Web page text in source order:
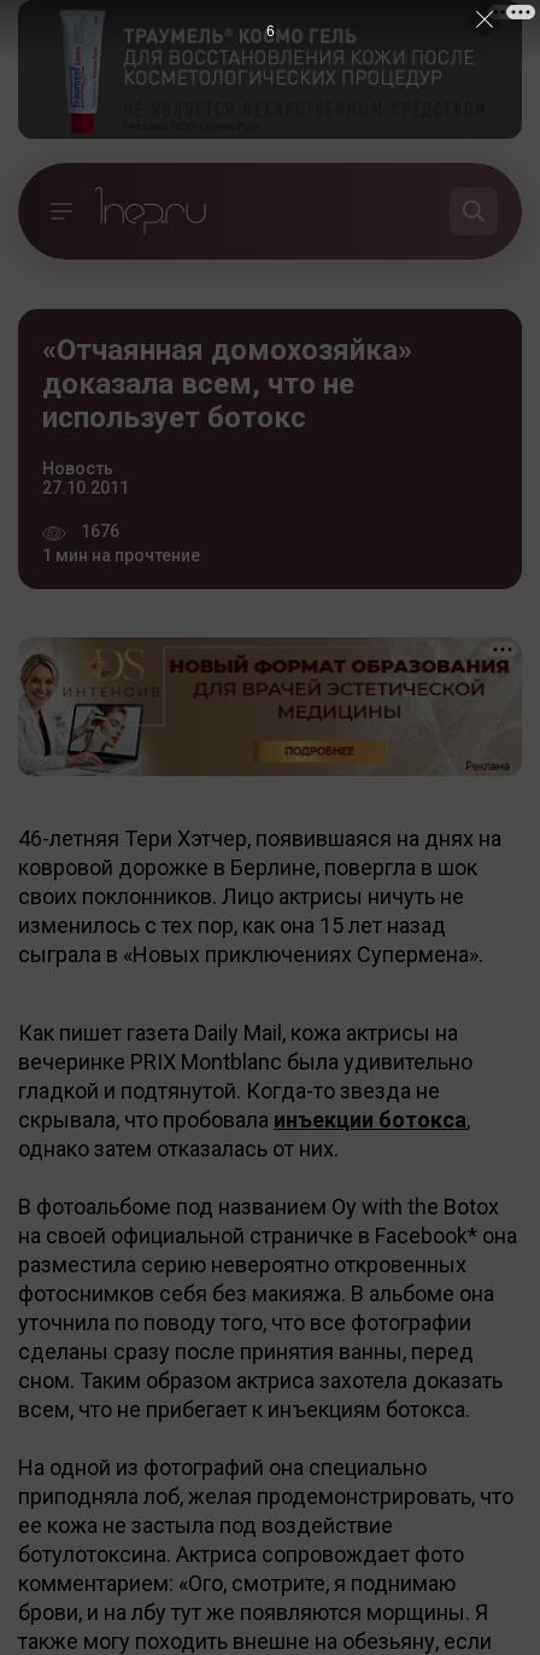
«Отчаянная домохозяйка»
доказала всем, что не
использует ботокс
Новость
27.10.2011
1676
1 мин на прочтение
46-летняя Тери Хэтчер, появившаяся на днях на
ковровой дорожке в Берлине, повергла в шок
своих поклонников. Лицо актрисы ничуть не
изменилось с тех пор, как она 15 лет назад
сыграла в «Новых приключениях Супермена».
Как пишет газета Daily Mail, кожа актрисы на
вечеринке PRIX Montblanc была удивительно
гладкой и подтянутой. Когда-то звезда не
скрывала, что пробовала инъекции ботокса,
однако затем отказалась от них.
В фотоальбоме под названием Oy with the Botox
на своей официальной страничке в Facebook* она
разместила серию невероятно откровенных
фотоснимков себя без макияжа. В альбоме она
уточнила по поводу того, что все фотографии
сделаны сразу после принятия ванны, перед
сном. Таким образом актриса захотела доказать
всем, что не прибегает к инъекциям ботокса.
На одной из фотографий она специально
приподняла лоб, желая продемонстрировать, что
ее кожа не застыла под воздействие
ботулотоксина. Актриса сопровождает фото
комментарием: «Ого, смотрите, я поднимаю
брови, и на лбу тут же появляются морщины. Я
также могу походить внешне на обезьяну, если
5